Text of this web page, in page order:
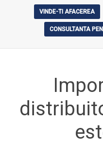
VINDE-TI AFACEREA
CONSULTANTA